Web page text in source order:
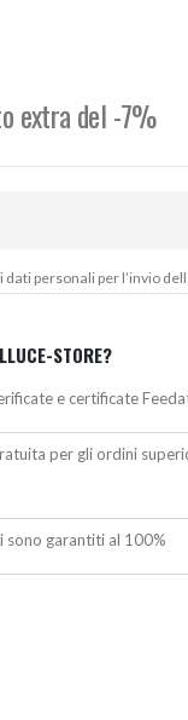
extra del -7%
personali per l’invio
STORE?
e certificate
per gli ordini
sono garantiti al 100%